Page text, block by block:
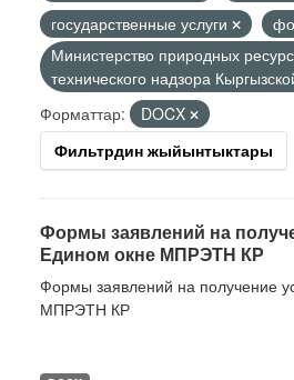
государственные услуги
Министерство природных
технического надзора
Форматтар:
DOCX
Фильтрдин жыйынтыктары
Формы заявлений на
Едином окне МПРЭТН КР
Формы заявлений на получение
МПРЭТН КР